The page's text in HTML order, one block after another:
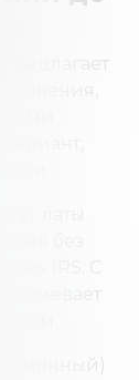
уплаты
без
IRS. С